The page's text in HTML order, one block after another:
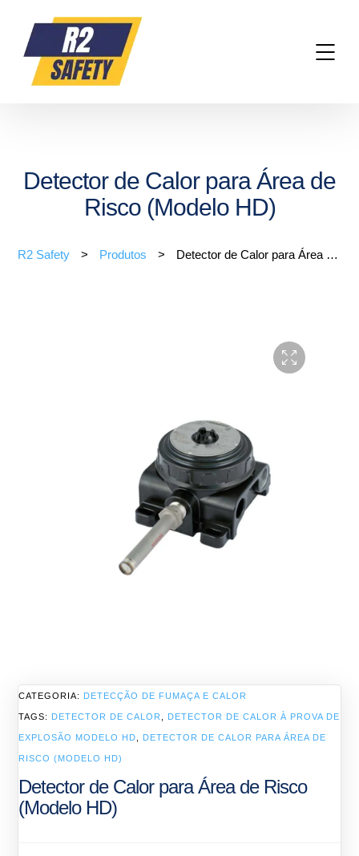
Detector de Calor para Área de
Risco (Modelo HD)
R2 Safety > Produtos > Detector de Calor para Área de Risco (Modelo HD)
Detector de Calor para Área de Risco
(Modelo HD)
CATEGORIA: DETECÇÃO DE FUMAÇA E CALOR
TAGS: DETECTOR DE CALOR DETECTOR DE CALOR À PROVA DE
EXPLOSÃO MODELO HD DETECTOR DE CALOR PARA ÁREA DE
RISCO (MODELO HD)